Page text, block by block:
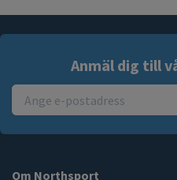
Anmäl dig till
Om Northsport